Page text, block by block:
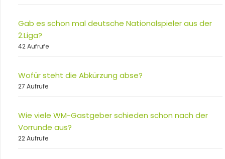
Gab es schon mal deutsche Nationalspieler aus der
2.Liga?
42 Aufrufe
Wofür steht die Abkürzung abse?
27 Aufrufe
Wie viele WM-Gastgeber schieden schon nach der
Vorrunde aus?
22 Aufrufe